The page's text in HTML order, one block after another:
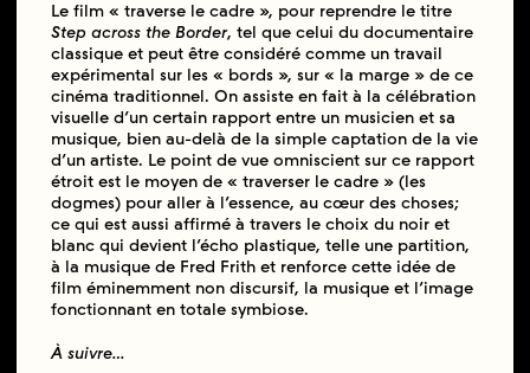
Le film « traverse le cadre », pour reprendre le titre
Step across the Border, tel que celui du documentaire
classique et peut être considéré comme un travail
expérimental sur les « bords », sur « la marge » de ce
cinéma traditionnel. On assiste en fait à la célébration
visuelle d’un certain rapport entre un musicien et sa
musique, bien au-delà de la simple captation de la vie
d’un artiste. Le point de vue omniscient sur ce rapport
étroit est le moyen de « traverser le cadre » (les
dogmes) pour aller à l’essence, au cœur des choses;
ce qui est aussi affirmé à travers le choix du noir et
blanc qui devient l’écho plastique, telle une partition,
à la musique de Fred Frith et renforce cette idée de
film éminemment non discursif, la musique et l’image
fonctionnant en totale symbiose.
À suivre…